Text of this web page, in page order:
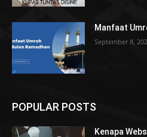
Manfaat
September 8,
POPULAR POSTS
Kenapa